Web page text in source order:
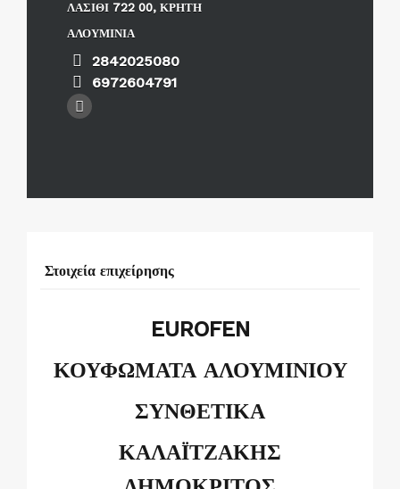
ΛΑΣΙΘΙ 722 00, ΚΡΗΤΗ
ΑΛΟΥΜΙΝΙΑ
2842025080
6972604791
Στοιχεία επιχείρησης
EUROFEN
ΚΟΥΦΩΜΑΤΑ ΑΛΟΥΜΙΝΙΟΥ
ΣΥΝΘΕΤΙΚΑ
ΚΑΛΑΪΤΖΑΚΗΣ